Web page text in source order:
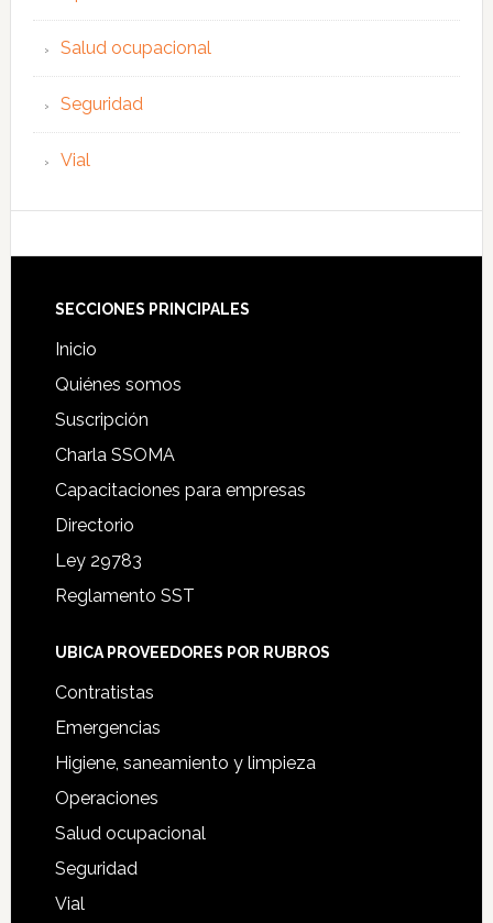
Salud ocupacional
Seguridad
Vial
Footer
SECCIONES PRINCIPALES
Inicio
Quiénes somos
Suscripción
Charla SSOMA
Capacitaciones para empresas
Directorio
Ley 29783
Reglamento SST
UBICA PROVEEDORES POR RUBROS
Contratistas
Emergencias
Higiene, saneamiento y limpieza
Operaciones
Salud ocupacional
Seguridad
Vial